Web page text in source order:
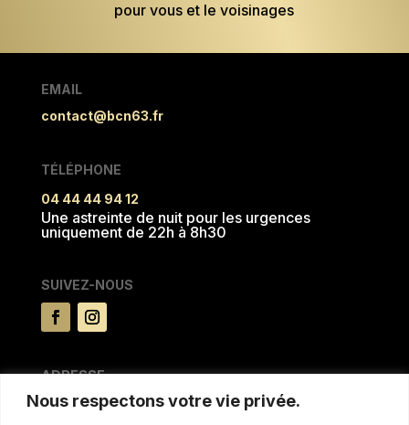
Nous respectons votre vie privée.
pour vous et le voisinages
EMAIL
contact@bcn63.fr
TÉLÉPHONE
04 44 44 94 12
Une astreinte de nuit pour les urgences
uniquement de 22h à 8h30
SUIVEZ-NOUS
ADRESSE
15 rue du Pré la reine